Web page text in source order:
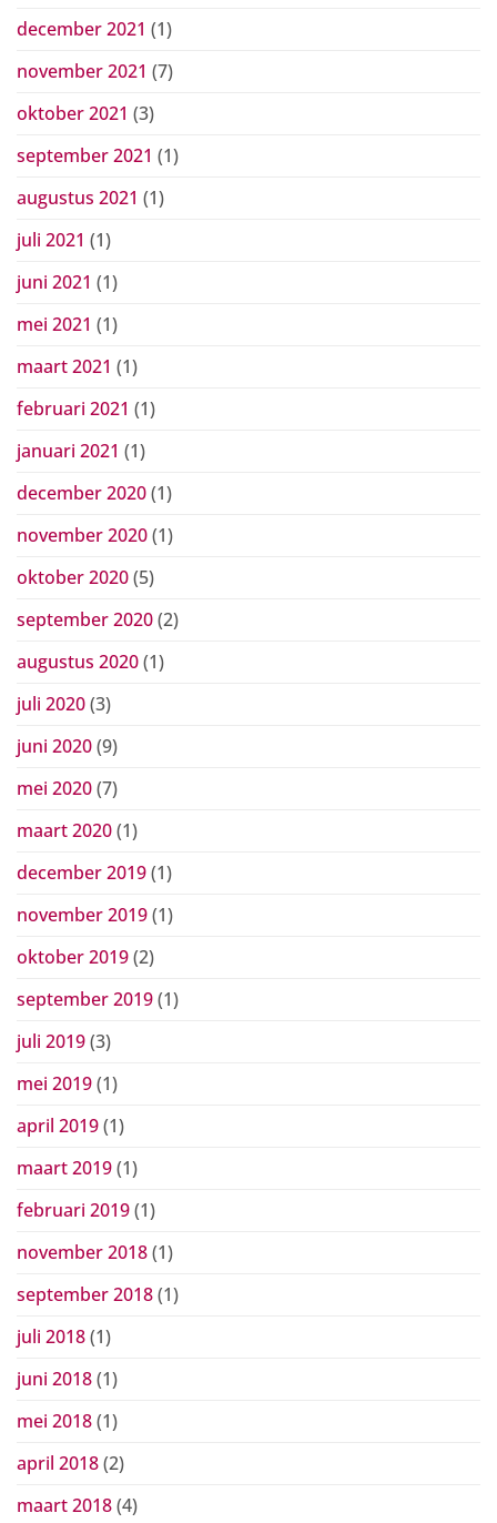
december 2021 (1)
november 2021 (7)
oktober 2021 (3)
september 2021 (1)
augustus 2021 (1)
juli 2021 (1)
juni 2021 (1)
mei 2021 (1)
maart 2021 (1)
februari 2021 (1)
januari 2021 (1)
december 2020(1)
november 2020(1)
oktober 2020(5)
september 2020(2)
augustus 2020(1)
juli 2020(3)
juni 2020(9)
mei 2020(7)
maart 2020(1)
december 2019(1)
november 2019(1)
oktober 2019(2)
september 2019(1)
juli 2019(3)
mei 2019(1)
april 2019(1)
maart 2019(1)
februari 2019(1)
november 2018(1)
september 2018(1)
juli 2018(1)
juni 2018(1)
mei 2018(1)
april 2018(2)
maart 2018(4)